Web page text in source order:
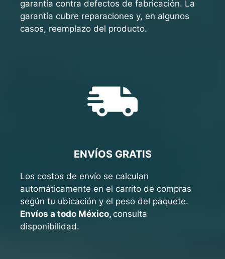
garantía contra defectos de fabricación. La
garantía cubre reparaciones y, en algunos
casos, reemplazo del producto.
ENVÍOS GRATIS
Los costos de envío se calculan
automáticamente en el carrito de compras
según tu ubicación y el peso del paquete.
Envíos a todo México, consulta
disponibilidad.